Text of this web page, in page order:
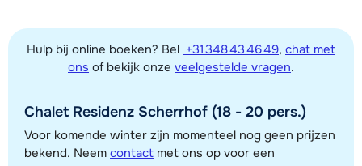
Hulp bij online boeken? Bel +31 348 43 46 49, chat met
ons of bekijk onze veelgestelde vragen.
Chalet Residenz Scherrhof (18 - 20 pers.)
Voor komende winter zijn momenteel nog geen prijzen
bekend. Neem contact met ons op voor een